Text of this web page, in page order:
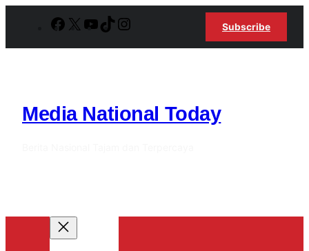
konten
Facebook
X YouTube
TikTok Subscribe
Media National Today